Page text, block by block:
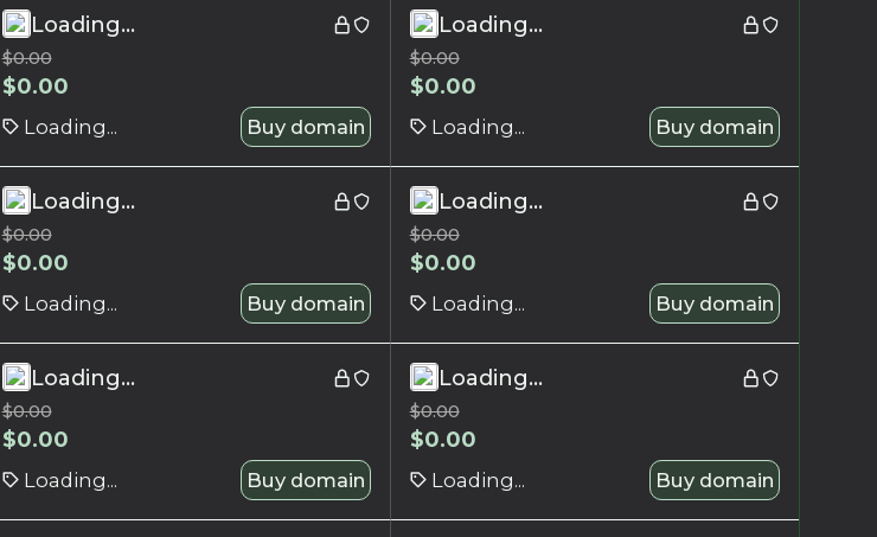
Loading...
$0.00
$0.00
Loading... Buy domain
Loading...
$0.00
$0.00
Loading... Buy domain
Loading...
$0.00
$0.00
Loading... Buy domain
Loading...
$0.00
$0.00
Loading... Buy domain
Loading...
$0.00
$0.00
Loading... Buy domain
Loading...
$0.00
$0.00
Loading... Buy domain